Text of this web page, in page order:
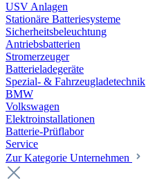
USV Anlagen
Stationäre Batteriesysteme
Sicherheitsbeleuchtung
Antriebsbatterien
Stromerzeuger
Batterieladegeräte
Spezial- & Fahrzeugladetechnik
BMW
Volkswagen
Elektroinstallationen
Batterie-Prüflabor
Service
Zur Kategorie Unternehmen